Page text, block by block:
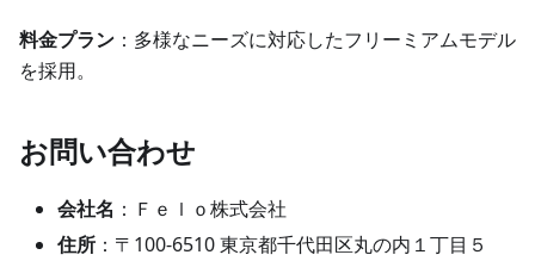
料金プラン ：多様なニーズに対応したフリーミアムモデル
を採用。
お問い合わせ
会社名 ：Ｆｅｌｏ株式会社
住所 ：〒100-6510 東京都千代田区丸の内１丁目５